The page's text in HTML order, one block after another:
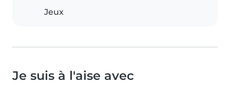
Jeux
Je suis à l'aise avec